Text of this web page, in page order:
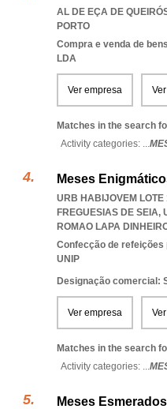
AL DE EÇA DE
PORTO
Compra e venda de
LDA
Ver empresa
Matches in the search
Activity categories: ...
Meses
URB HABIJOVEM
FREGUESIAS DE SEIA,
ROMAO LAPA
Confecção de
UNIP
Designação comercial:
Ver empresa
Matches in the search
Activity categories: ...
Meses